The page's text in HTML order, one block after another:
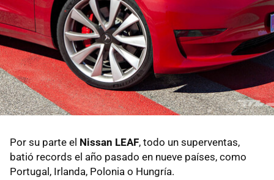
Por su parte el Nissan LEAF, todo un superventas,
batió records el año pasado en nueve países, como
Portugal, Irlanda, Polonia o Hungría.